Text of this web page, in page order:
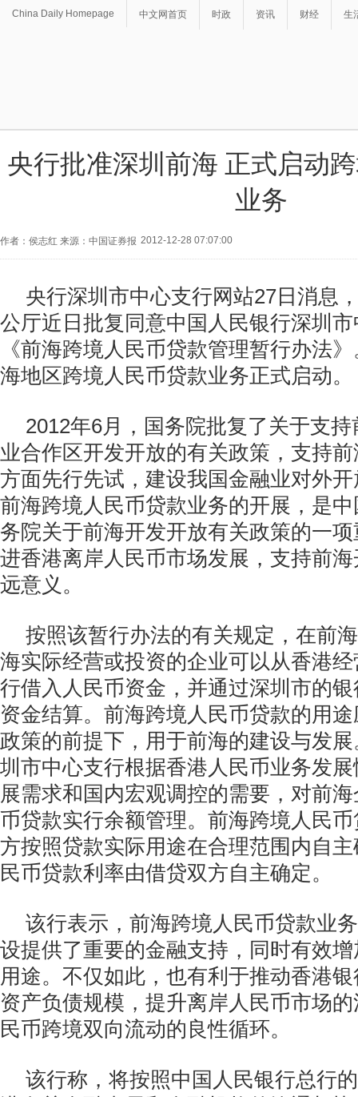
China Daily Homepage 中文网首页 时政 资讯 财经 生
央行批准深圳前海 正式启动
业务
作者：侯志红 来源：中国证券报 2012-12-28 07:07:00
央行深圳市中心支行网站27日消息
公厅近日批复同意中国人民银行深圳
《前海跨境人民币贷款管理暂行办法
海地区跨境人民币贷款业务正式启动。
2012年6月，国务院批复了关于支
业合作区开发开放的有关政策，支持
方面先行先试，建设我国金融业对外
前海跨境人民币贷款业务的开展，是
务院关于前海开发开放有关政策的一
进香港离岸人民币市场发展，支持前
远意义。
按照该暂行办法的有关规定，在前
海实际经营或投资的企业可以从香港
行借入人民币资金，并通过深圳市的
资金结算。前海跨境人民币贷款的用
政策的前提下，用于前海的建设与发
圳市中心支行根据香港人民币业务发
展需求和国内宏观调控的需要，对前
币贷款实行余额管理。前海跨境人民
方按照贷款实际用途在合理范围内自
民币贷款利率由借贷双方自主确定。
该行表示，前海跨境人民币贷款业
设提供了重要的金融支持，同时有效
用途。不仅如此，也有利于推动香港
资产负债规模，提升离岸人民币市场
民币跨境双向流动的良性循环。
该行称，将按照中国人民银行总行